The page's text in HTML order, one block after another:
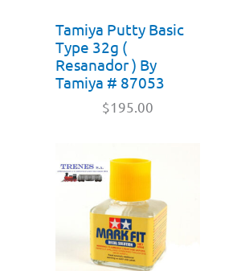
Tamiya Putty Basic
Type 32g (
Resanador ) By
Tamiya # 87053
$195.00